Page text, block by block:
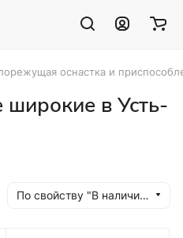
оснастка и
в Усть-
По свойству "В наличии" (убывание)